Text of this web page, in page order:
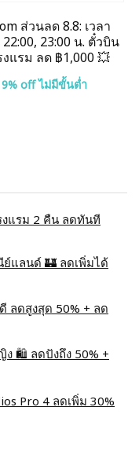
ส่วนลด 8.8: เวลา
22:00, 23:00 น. ตั๋วบิน
แรม ลด ฿1,000 💥
9% off ไม่มีขั้นต่ำ
งแรม 2 คืน ลดทันที
ย์แลนด์ 🏰 ลดเพิ่มได้
ลดสูงสุด 50% + ลด
ง 🛍️ ลดปังถึง 50% +
Pro 4 ลดเพิ่ม 30%